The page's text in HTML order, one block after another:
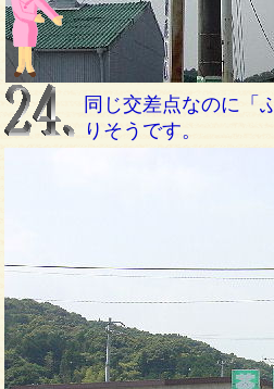
同じ交差点なのに「
りそうです。